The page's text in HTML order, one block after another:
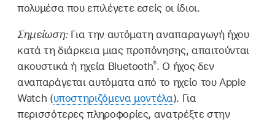
πολυμέσα που επιλέγετε εσείς οι ίδιοι.
Σημείωση: Για την αυτόματη αναπαραγωγή ήχου
κατά τη διάρκεια μιας προπόνησης, απαιτούνται
ακουστικά ή ηχεία Bluetooth®. Ο ήχος δεν
αναπαράγεται αυτόματα από το ηχείο του Apple
Watch (υποστηριζόμενα μοντέλα). Για
περισσότερες πληροφορίες, ανατρέξτε στην